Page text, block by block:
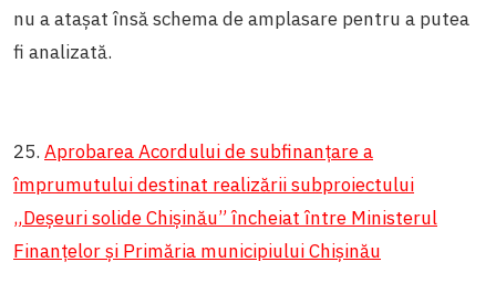
nu a atașat însă schema de amplasare pentru a putea
fi analizată.
25. Aprobarea Acordului de subfinanțare a
împrumutului destinat realizării subproiectului
„Deșeuri solide Chișinău” încheiat între Ministerul
Finanțelor și Primăria municipiului Chișinău